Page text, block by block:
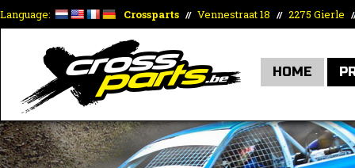
Language: Crossparts // Vennestraat 18 // 2275 Gierle
HOME